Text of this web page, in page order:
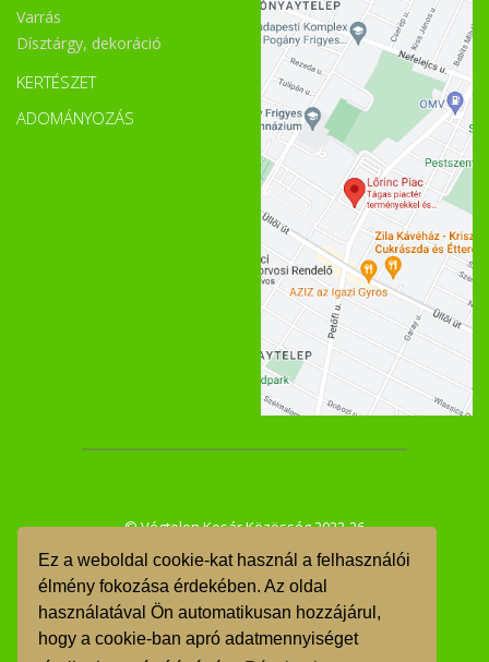
Ez a weboldal cookie-kat használ a felhasználói
élmény fokozása érdekében. Az oldal
használatával Ön automatikusan hozzájárul,
hogy a cookie-ban apró adatmennyiséget
Varrás
Dísztárgy, dekoráció
KERTÉSZET
ADOMÁNYOZÁS
© Végtelen Kosár Közösség 2022-26
ÁSZF
GDPR
TMR